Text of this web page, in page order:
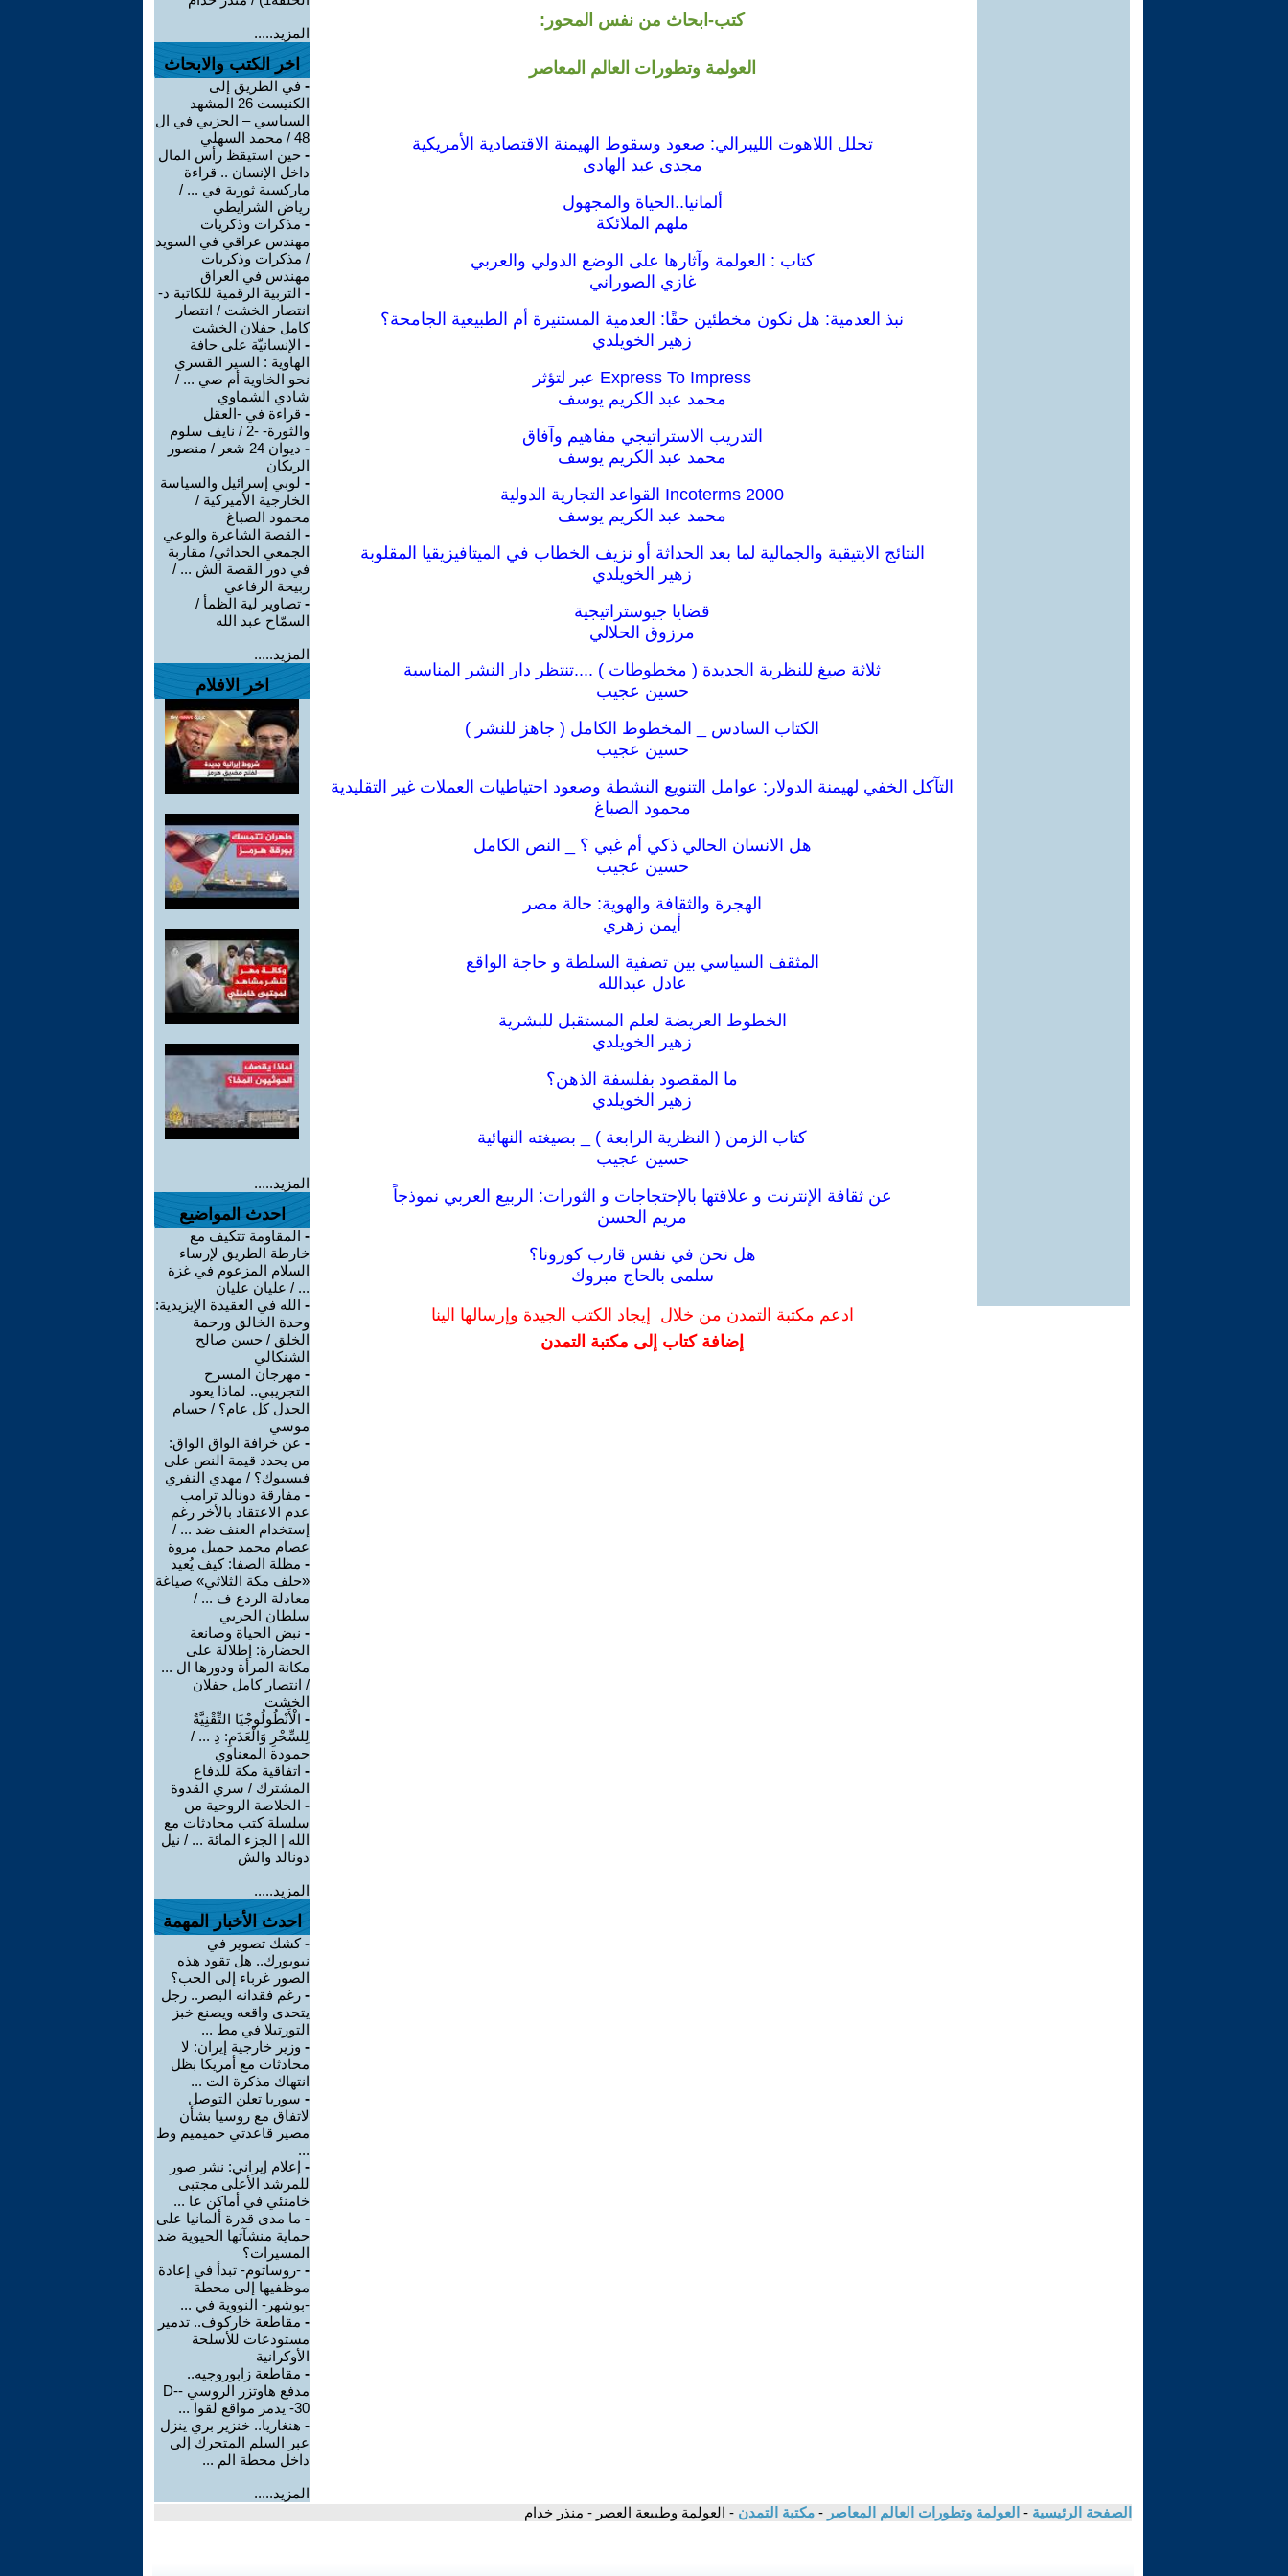
كتب-ابحاث من نفس المحور:
العولمة وتطورات العالم المعاصر
تحلل اللاهوت الليبرالي: صعود وسقوط الهيمنة الاقتصادية الأمريكية
مجدى عبد الهادى
ألمانيا..الحياة والمجهول
ملهم الملائكة
كتاب : العولمة وآثارها على الوضع الدولي والعربي
غازي الصوراني
نبذ العدمية: هل نكون مخطئين حقًا: العدمية المستنيرة أم الطبيعية الجامحة؟
زهير الخويلدي
Express To Impress عبر لتؤثر
محمد عبد الكريم يوسف
التدريب الاستراتيجي مفاهيم وآفاق
محمد عبد الكريم يوسف
Incoterms 2000 القواعد التجارية الدولية
محمد عبد الكريم يوسف
النتائج الايتيقية والجمالية لما بعد الحداثة أو نزيف الخطاب في الميتافيزيقيا المقلوبة
زهير الخويلدي
قضايا جيوستراتيجية
مرزوق الحلالي
ثلاثة صيغ للنظرية الجديدة ( مخطوطات ) ....تنتظر دار النشر المناسبة
حسين عجيب
الكتاب السادس _ المخطوط الكامل ( جاهز للنشر )
حسين عجيب
التآكل الخفي لهيمنة الدولار: عوامل التنويع النشطة وصعود احتياطيات العملات غير التقليدية
محمود الصباغ
هل الانسان الحالي ذكي أم غبي ؟ _ النص الكامل
حسين عجيب
الهجرة والثقافة والهوية: حالة مصر
أيمن زهري
المثقف السياسي بين تصفية السلطة و حاجة الواقع
عادل عبدالله
الخطوط العريضة لعلم المستقبل للبشرية
زهير الخويلدي
ما المقصود بفلسفة الذهن؟
زهير الخويلدي
كتاب الزمن ( النظرية الرابعة ) _ بصيغته النهائية
حسين عجيب
عن ثقافة الإنترنت و علاقتها بالإحتجاجات و الثورات: الربيع العربي نموذجاً
مريم الحسن
هل نحن في نفس قارب كورونا؟
سلمى بالحاج مبروك
ادعم مكتبة التمدن من خلال إيجاد الكتب الجيدة وإرسالها الينا
إضافة كتاب إلى مكتبة التمدن
المزيد.....
اخر الكتب والابحاث
- في الطريق إلى
الكنيست 26 المشهد
السياسي – الحزبي في ال
48 / محمد السهلي
- حين استيقظ رأس المال
داخل الإنسان .. قراءة
ماركسية ثورية في ... /
رياض الشرايطي
- مذكرات وذكريات
مهندس عراقي في السويد
/ مذكرات وذكريات
مهندس في العراق
- التربية الرقمية للكاتبة د-
انتصار الخشت / انتصار
كامل جفلان الخشت
- الإنسانيّة على حافة
الهاوية : السير القسري
نحو الخاوية أم صي ... /
شادي الشماوي
- قراءة في -العقل
والثورة- -2 / نايف سلوم
-
ديوان 24 شعر / منصور
الريكان
- لوبي إسرائيل والسياسة
الخارجية الأميركية /
محمود الصباغ
- القصة الشاعرة والوعي
الجمعي الحداثي/ مقاربة
في دور القصة الش ... /
ربيحة الرفاعي
- تصاوير لية الظمأ /
السمّاح عبد الله
المزيد.....
اخر الافلام
المزيد.....
احدث المواضيع
- المقاومة تتكيف مع
خارطة الطريق لإرساء
السلام المزعوم في غزة
... / عليان عليان
- الله في العقيدة الإيزيدية:
وحدة الخالق ورحمة
الخلق / حسن صالح
الشنكالي
- مهرجان المسرح
التجريبي.. لماذا يعود
الجدل كل عام؟ / حسام
موسي
- عن خرافة الواق الواق:
من يحدد قيمة النص على
فيسبوك؟ / مهدي النفري
- مفارقة دونالد ترامب
عدم الاعتقاد بالأخر رغم
إستخدام العنف ضد ... /
عصام محمد جميل مروة
- مظلة الصفا: كيف يُعيد
«حلف مكة الثلاثي» صياغة
معادلة الردع ف ... /
سلطان الحربي
- نبض الحياة وصانعة
الحضارة: إطلالة على
مكانة المرأة ودورها ال ...
/ انتصار كامل جفلان
الخشت
- الْأَنْطُولُوجْيَا التِّقْنِيَّةُ
لِلسِّحْرِ وَالْعَدَمِ: دِ ... /
حمودة المعناوي
- اتفاقية مكة للدفاع
المشترك / سري القدوة
- الخلاصة الروحية من
سلسلة كتب محادثات مع
الله | الجزء المائة ... / نيل
دونالد والش
المزيد.....
احدث الأخبار المهمة
-كشك تصوير في
نيويورك.. هل تقود هذه
الصور غرباء إلى الحب؟
- رغم فقدانه البصر.. رجل
يتحدى واقعه ويصنع خبز
التورتيلا في مط ...
- وزير خارجية إيران: لا
محادثات مع أمريكا بظل
انتهاك مذكرة الت ...
- سوريا تعلن التوصل
لاتفاق مع روسيا بشأن
مصير قاعدتي حميميم وط
...
- إعلام إيراني: نشر صور
للمرشد الأعلى مجتبى
خامنئي في أماكن عا ...
- ما مدى قدرة ألمانيا على
حماية منشآتها الحيوية ضد
المسيرات؟
- -روساتوم- تبدأ في إعادة
موظفيها إلى محطة
-بوشهر- النووية في ...
- مقاطعة خاركوف.. تدمير
مستودعات للأسلحة
الأوكرانية
- مقاطعة زابوروجيه..
مدفع هاوتزر الروسي -D-
30- يدمر مواقع لقوا ...
- هنغاريا.. خنزير بري ينزل
عبر السلم المتحرك إلى
داخل محطة الم ...
المزيد.....
الصفحة الرئيسية - العولمة وتطورات العالم المعاصر - مكتبة التمدن - العولمة وطبيعة العصر - منذر خدام